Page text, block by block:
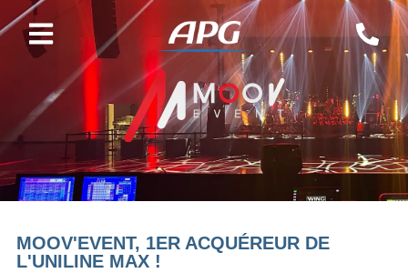
MOOV'EVENT, 1ER ACQUÉREUR DE
L'UNILINE MAX !